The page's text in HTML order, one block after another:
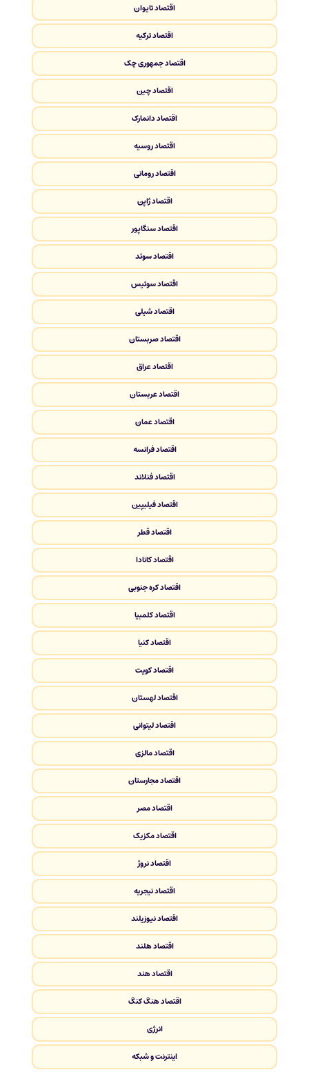
اقتصاد تایوان
اقتصاد ترکیه
اقتصاد جمهوری چک
اقتصاد چین
اقتصاد دانمارک
اقتصاد روسیه
اقتصاد رومانی
اقتصاد ژاپن
اقتصاد سنگاپور
اقتصاد سوئد
اقتصاد سوئیس
اقتصاد شیلی
اقتصاد صربستان
اقتصاد عراق
اقتصاد عربستان
اقتصاد عمان
اقتصاد فرانسه
اقتصاد فنلاند
اقتصاد فیلیپین
اقتصاد قطر
اقتصاد کانادا
اقتصاد کره جنوبی
اقتصاد کلمبیا
اقتصاد کنیا
اقتصاد کویت
اقتصاد لهستان
اقتصاد لیتوانی
اقتصاد مالزی
اقتصاد مجارستان
اقتصاد مصر
اقتصاد مکزیک
اقتصاد نروژ
اقتصاد نیجریه
اقتصاد نیوزیلند
اقتصاد هلند
اقتصاد هند
اقتصاد هنگ کنگ
انرژی
اینترنت و شبکه